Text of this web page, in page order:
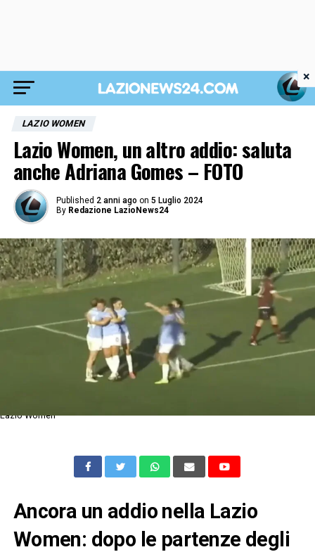
LAZIO WOMEN
Lazio Women, un altro addio: saluta
anche Adriana Gomes – FOTO
Published 2 anni ago on 5 Luglio 2024
By Redazione LazioNews24
Lazio Women
Ancora un addio nella Lazio
Women: dopo le partenze degli
×